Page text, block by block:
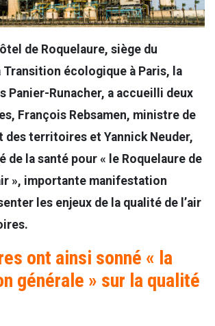
de Roquelaure, siège du
écologique à Paris, la
Panier-Runacher, a accueilli deux
François Rebsamen, ministre de
des territoires et Yannick Neuder,
de la santé pour « le Roquelaure de
», importante manifestation
les enjeux de la qualité de l’air
ont ainsi sonné « la
générale » sur la qualité